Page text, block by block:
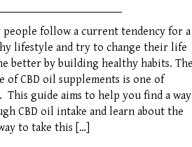
people follow a current tendency for a
lifestyle and try to change their life
better by building healthy habits. The
of CBD oil supplements is one of
This guide aims to help you find a way
CBD oil intake and learn about the
to take this […]